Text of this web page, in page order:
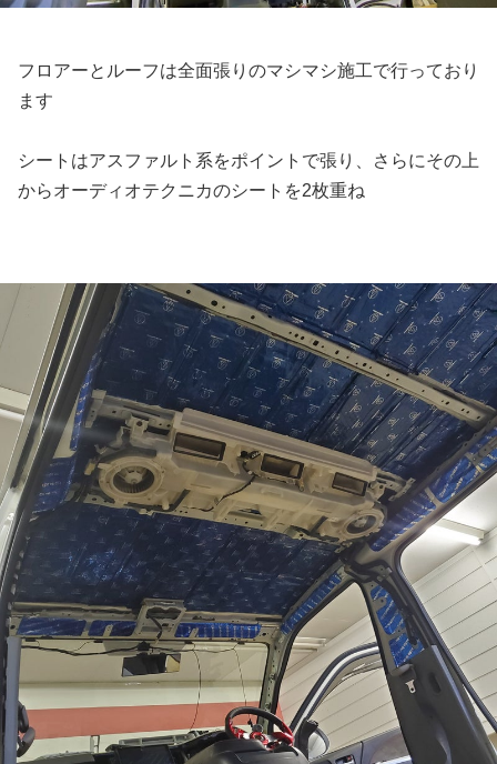
フロアーとルーフは全面張りのマシマシ施工で行っており
ます
シートはアスファルト系をポイントで張り、さらにその上
からオーディオテクニカのシートを2枚重ね